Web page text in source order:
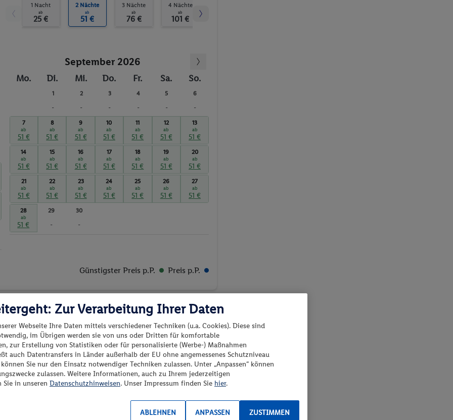
1 Nacht
ab
25 €
2 Nächte
ab
51 €
3 Nächte
ab
76 €
4 Nächte
ab
101 €
September 2026
Mo. Di. Mi. Do. Fr. Sa. So.
1
-
2
-
3
-
4
-
5
-
6
-
7
ab
51 €
8
ab
51 €
9
ab
51 €
10
ab
51 €
11
ab
51 €
12
ab
51 €
13
ab
51 €
14
ab
51 €
15
ab
51 €
16
ab
51 €
17
ab
51 €
18
ab
51 €
19
ab
51 €
20
ab
51 €
21
ab
51 €
22
ab
51 €
23
ab
51 €
24
ab
51 €
25
ab
51 €
26
ab
51 €
27
ab
51 €
28
ab
51 €
29
-
30
-
Günstigster Preis p.P. Preis p.P.
los?
Preis aufsteigend
2
Zur Verarbeitung Ihrer Daten
Webseite Ihre Daten mittels verschiedener Techniken (u.a. Cookies). Diese sind
im Übrigen werden sie von uns oder Dritten für komfortable
zur Erstellung von Statistiken oder für personalisierte (Werbe-) Maßnahmen
auch Datentransfers in Länder außerhalb der EU ohne angemessenes Schutzniveau
Sie nur den Einsatz notwendiger Techniken zulassen. Unter „Anpassen“ können
zulassen. Weitere Informationen, auch zu Ihrem jederzeitigen
in unseren Datenschutzhinweisen. Unser Impressum finden Sie hier.
ZUSTIMMEN
ANPASSEN
ABLEHNEN